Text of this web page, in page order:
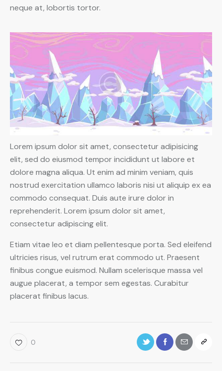
neque at, lobortis tortor.
Lorem ipsum dolor sit amet, consectetur adipisicing
elit, sed do eiusmod tempor incididunt ut labore et
dolore magna aliqua. Ut enim ad minim veniam, quis
nostrud exercitation ullamco laboris nisi ut aliquip ex ea
commodo consequat. Duis aute irure dolor in
reprehenderit. Lorem ipsum dolor sit amet,
consectetur adipiscing elit.
Etiam vitae leo et diam pellentesque porta. Sed eleifend
ultricies risus, vel rutrum erat commodo ut. Praesent
finibus congue euismod. Nullam scelerisque massa vel
augue placerat, a tempor sem egestas. Curabitur
placerat finibus lacus.
0